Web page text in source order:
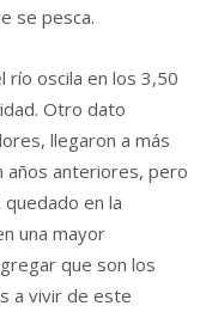
se pesca.
río oscila en los 3,50
Otro dato
llegaron a más
años anteriores, pero
en la
una mayor
que son los
a vivir de este